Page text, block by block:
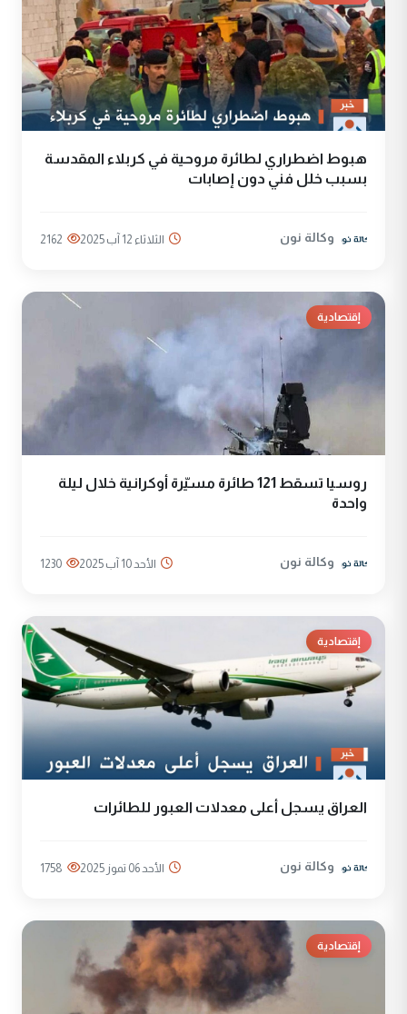
هبوط اضطراري لطائرة مروحية في كربلاء المقدسة
بسبب خلل فني دون إصابات
وكالة نون الثلاثاء 12 آب 2025 2162
إقتصادية
روسيا تسقط 121 طائرة مسيّرة أوكرانية خلال ليلة
واحدة
وكالة نون الأحد 10 آب 2025 1230
إقتصادية
العراق يسجل أعلى معدلات العبور للطائرات
وكالة نون الأحد 06 تموز 2025 1758
إقتصادية